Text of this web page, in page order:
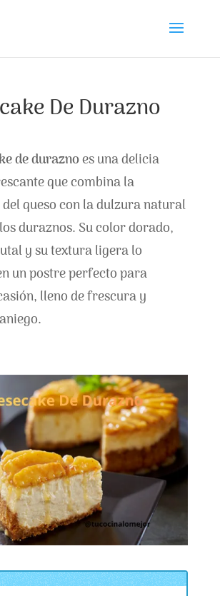
De Durazno
de duraznoes una delicia
que combina la
queso con la dulzura natural
duraznos. Su color dorado,
y su textura ligera lo
un postre perfecto para
lleno de frescura y